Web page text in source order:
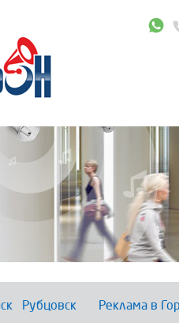
Рубцовск Реклама в